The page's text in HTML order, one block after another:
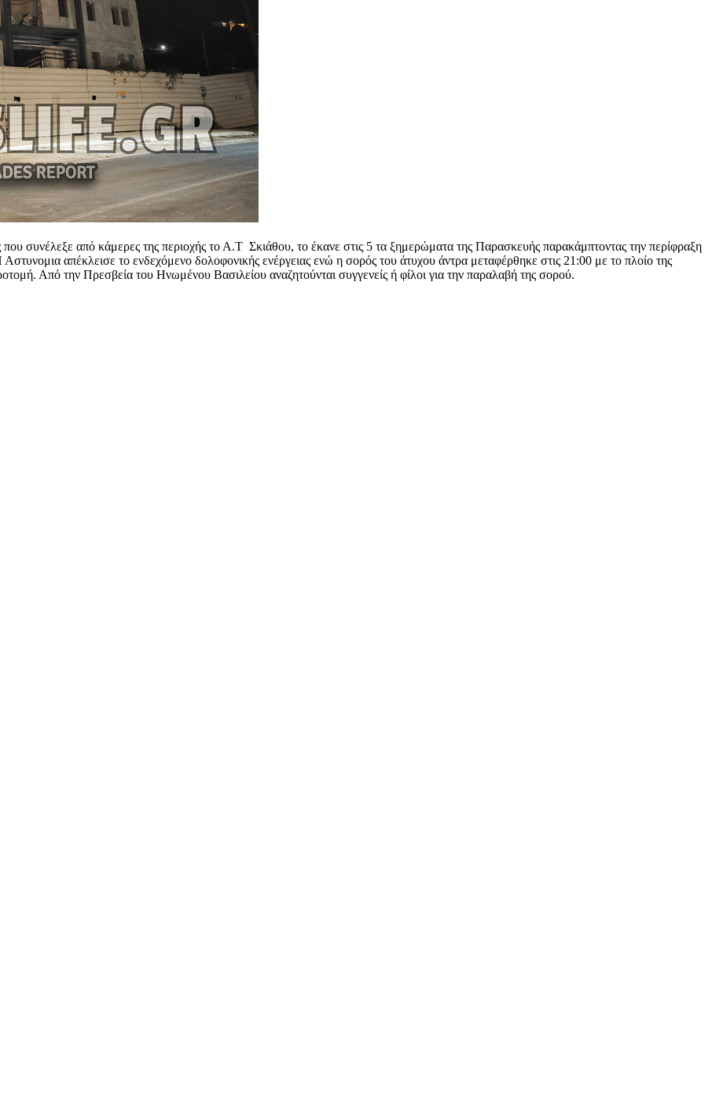
συνέλεξε από κάμερες της περιοχής το Α.Τ Σκιάθου, το έκανε στις 5 τα ξημερώματα της Παρασκευής παρακάμπτοντας την περίφραξη
απέκλεισε το ενδεχόμενο δολοφονικής ενέργειας ενώ η σορός του άτυχου άντρα μεταφέρθηκε στις 21:00 με το πλοίο της
Από την Πρεσβεία του Ηνωμένου Βασιλείου αναζητούνται συγγενείς ή φίλοι για την παραλαβή της σορού.